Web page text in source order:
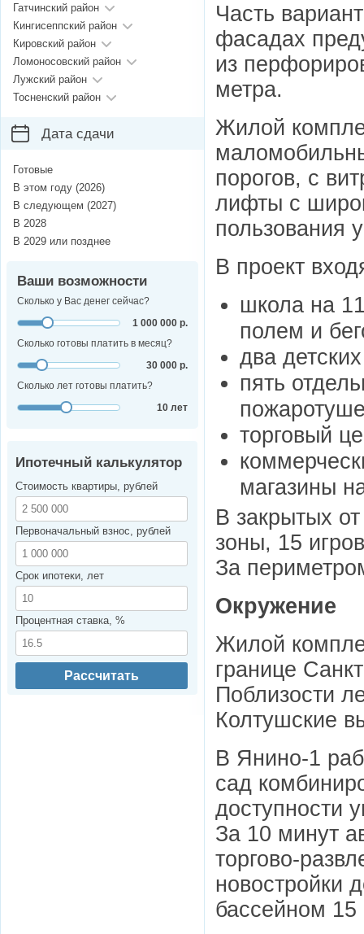
Часть
фасадах
из
метра.
Жилой
порогов, с
лифты с
пользования
В проект
школа на
полем и
два
пять
торговый
магазины
В закрытых
зоны, 15
За
Окружение
Жилой
границе
Поблизости
Колтушские
В Янино-1
сад
доступности
За 10 минут
торгово-
новостройки
бассейном
Гатчинский район
Кингисеппский район
Кировский район
Ломоносовский район
Лужский район
Тосненский район
Дата сдачи
Готовые
В этом году (2026)
В следующем (2027)
В 2028
В 2029 или позднее
Ваши возможности
Сколько у Вас денег сейчас?
1 000 000 р.
Сколько готовы платить в месяц?
30 000 р.
Сколько лет готовы платить?
10 лет
Ипотечный калькулятор
Стоимость квартиры, рублей
Первоначальный взнос, рублей
Срок ипотеки, лет
Процентная ставка, %
Рассчитать